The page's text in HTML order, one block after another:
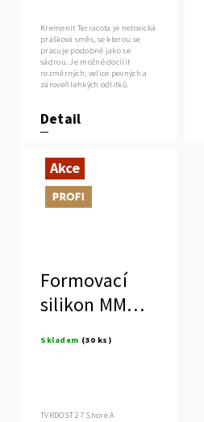
Detail
Kremenit Terracota je netoxická
prášková směs, se kterou se
pracuje podobně jako se
sádrou. Je možné docílit
rozměrných, velice pevných a
zároveň lehkých odlitků.
Akce
Tip
Formovací
silikon MM
Skladem (30 ks)
TVRDOST 27 Shore A